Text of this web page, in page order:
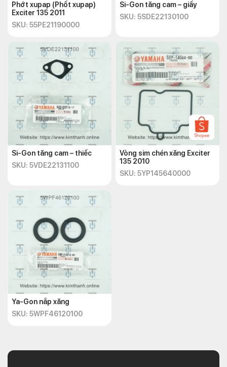
Phớt xupap (Phốt xupap)
Exciter 135 2011
SKU: 55PE21190000
Si-Gon tăng cam – giấy
SKU: 5SDE22130100
Si-Gon tăng cam – thiếc
SKU: 5VDE22131100
Vòng sim chén xăng Exciter
135 2010
SKU: 5YP145640000
Ya-Gon nắp xăng
SKU: 5WPF46120100